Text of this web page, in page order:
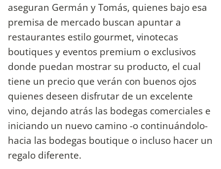
aseguran Germán y Tomás, quienes bajo esa
premisa de mercado buscan apuntar a
restaurantes estilo gourmet, vinotecas
boutiques y eventos premium o exclusivos
donde puedan mostrar su producto, el cual
tiene un precio que verán con buenos ojos
quienes deseen disfrutar de un excelente
vino, dejando atrás las bodegas comerciales e
iniciando un nuevo camino -o continuándolo-
hacia las bodegas boutique o incluso hacer un
regalo diferente.